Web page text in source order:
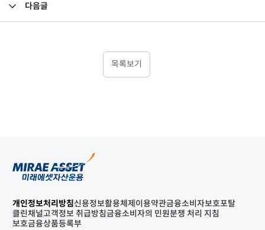
다음글
목록보기
개인정보처리방침신용정보활용체제 이용약관금융소비자보호포탈
클린채널고객정보 취급방침금융소비자의 민원분쟁 처리 지침
보호금융상품등록부